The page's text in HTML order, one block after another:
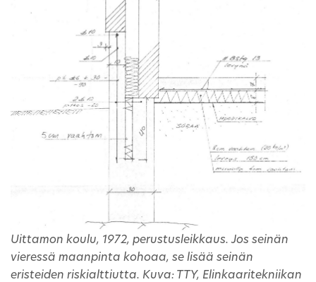
Uittamon koulu, 1972, perustusleikkaus. Jos seinän
vieressä maanpinta kohoaa, se lisää seinän
eristeiden riskialttiutta. Kuva: TTY, Elinkaaritekniikan